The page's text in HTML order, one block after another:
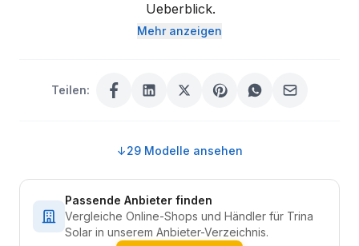
Ueberblick.
Mehr anzeigen
Teilen:
↓29 Modelle ansehen
Passende Anbieter finden
Vergleiche Online-Shops und Händler für Trina
Solar in unserem Anbieter-Verzeichnis.